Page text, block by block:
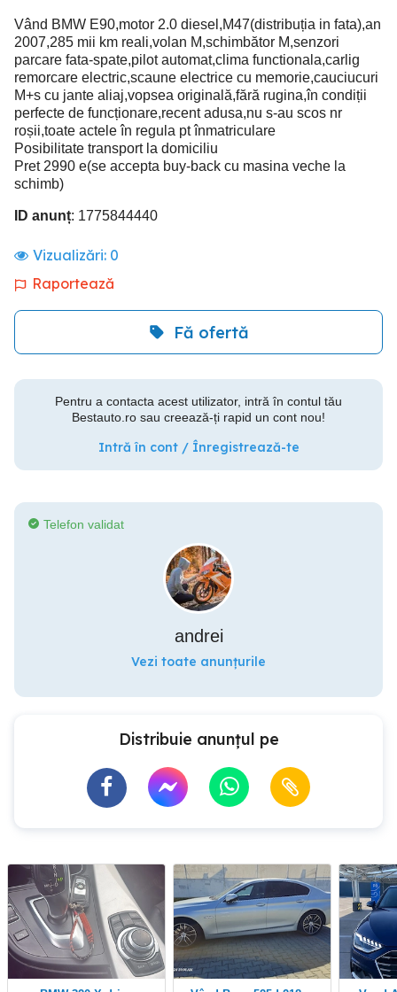
Vând BMW E90,motor 2.0 diesel,M47(distribuția in fata),an
2007,285 mii km reali,volan M,schimbător M,senzori
parcare fata-spate,pilot automat,clima functionala,carlig
remorcare electric,scaune electrice cu memorie,cauciucuri
M+s cu jante aliaj,vopsea originală,fără rugina,în condiții
perfecte de funcționare,recent adusa,nu s-au scos nr
roșii,toate actele în regula pt înmatriculare
Posibilitate transport la domiciliu
Pret 2990 e(se accepta buy-back cu masina veche la
schimb)
ID anunț: 1775844440
Vizualizări: 0
Raportează
Fă ofertă
Pentru a contacta acest utilizator, intră în contul tău
Bestauto.ro sau creează-ți rapid un cont nou!
Intră în cont / Înregistrează-te
Telefon validat
andrei
Vezi toate anunțurile
Distribuie anunțul pe